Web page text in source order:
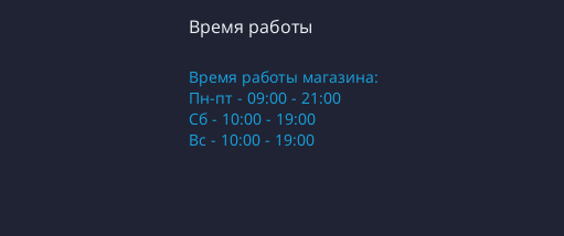
Время работы
Время работы магазина:
Пн-пт - 09:00 - 21:00
Сб - 10:00 - 19:00
Вс - 10:00 - 19:00